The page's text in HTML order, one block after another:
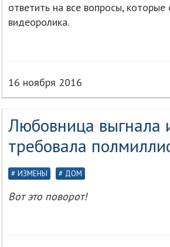
ответить на все вопросы,
видеоролика.
16 ноября 2016
Любовница выгнала
требовала
ИЗМЕНЫ ДОМ
Вот это поворот!